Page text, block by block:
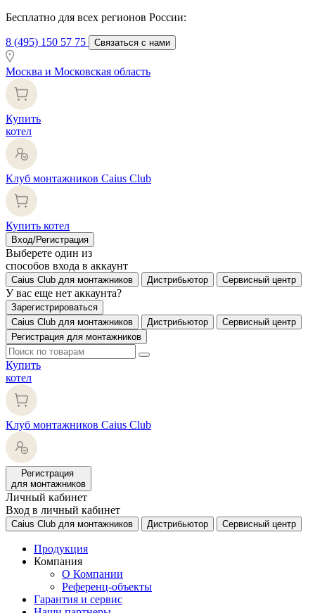
Бесплатно для всех регионов России:
8 (495) 150 57 75 Связаться с нами
Москва и Московская область
Купить
котел
Клуб монтажников Caius Club
Купить котел
Вход/Регистрация
Выберете один из
способов входа в аккаунт
Caius Club для монтажников Дистрибьютор Сервисный центр
У вас еще нет аккаунта?
Зарегистрироваться
Caius Club для монтажников
Дистрибьютор
Сервисный центр
Регистрация для монтажников
Купить
котел
Клуб монтажников Caius Club
Регистрация
для монтажников
Личный кабинет
Вход в личный кабинет
Caius Club для монтажников Дистрибьютор Сервисный центр
Продукция
Компания
О Компании
Референц-объекты
Гарантия и сервис